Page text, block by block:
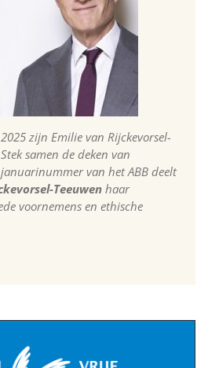
zijn Emilie van Rijckevorsel-
samen de deken van
van het ABB deelt
Teeuwen haar
voornemens en ethische